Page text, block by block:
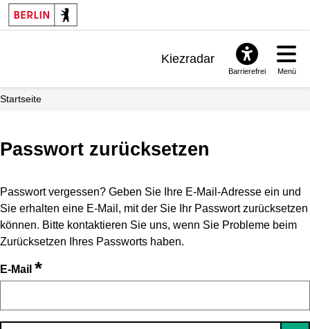
Kiezradar
Barrierefrei Menü
Startseite
Passwort zurücksetzen
Passwort vergessen? Geben Sie Ihre E-Mail-Adresse ein und
Sie erhalten eine E-Mail, mit der Sie Ihr Passwort zurücksetzen
können. Bitte kontaktieren Sie uns, wenn Sie Probleme beim
Zurücksetzen Ihres Passworts haben.
E-Mail *